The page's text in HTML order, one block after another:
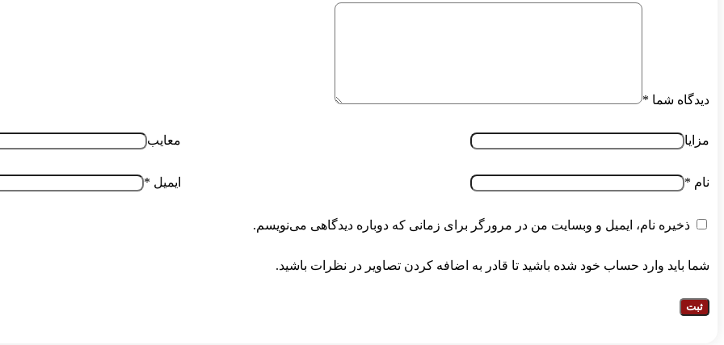
دیدگاه شما *
مزایا معایب
نام * ایمیل *
ذخیره نام، ایمیل و وبسایت من در مرورگر برای زمانی که دوباره دیدگاهی می‌نویسم.
شما باید وارد حساب خود شده باشید تا قادر به اضافه کردن تصاویر در نظرات باشید.